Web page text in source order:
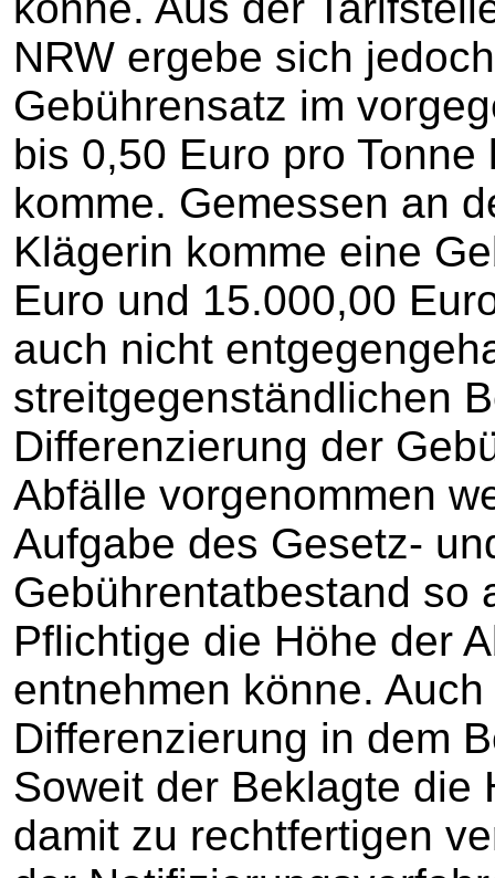
NRW ergebe sich
Gebührensatz im
bis 0,50 Euro pro
komme. Gemessen an
Klägerin komme eine
Euro und 15.000,00
auch nicht
streitgegenständlichen
Differenzierung der
Abfälle vorgenommen
Aufgabe des Gesetz-
Gebührentatbestand so
Pflichtige die Höhe der
entnehmen könne.
Differenzierung in dem
Soweit der Beklagte die
damit zu rechtfertigen